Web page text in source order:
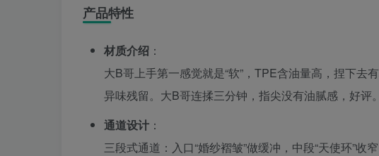
产品特性
材质介绍 ：
大B哥上手第一感觉就是“软”，TPE含油量高，捏下
异味残留。大B哥连揉三分钟，指尖没有油腻感，好评。
通道设计 ：
三段式通道：入口“婚纱褶皱”做缓冲，中段“天使环”